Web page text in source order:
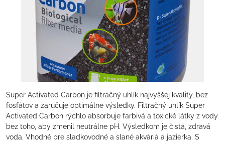
Super Activated Carbon je filtračný uhlík najvyššej kvality, bez
fosfátov a zaručuje optimálne výsledky. Filtračný uhlík Super
Activated Carbon rýchlo absorbuje farbivá a toxické látky z vody
bez toho, aby zmenil neutrálne pH. Výsledkom je čistá, zdravá
voda. Vhodné pre sladkovodné a slané akváriá a jazierka. S